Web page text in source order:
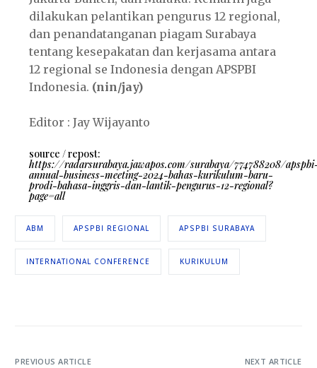
dilakukan pelantikan pengurus 12 regional,
dan penandatanganan piagam Surabaya
tentang kesepakatan dan kerjasama antara
12 regional se Indonesia dengan APSPBI
Indonesia. (nin/jay)
Editor : Jay Wijayanto
source / repost:
https://radarsurabaya.jawapos.com/surabaya/774788208/
annual-business-meeting-2024-bahas-kurikulum-baru-
prodi-bahasa-inggris-dan-lantik-pengurus-12-regional?
page=all
ABM APSPBI REGIONAL APSPBI SURABAYA
INTERNATIONAL CONFERENCE KURIKULUM
PREVIOUS ARTICLE NEXT ARTICLE